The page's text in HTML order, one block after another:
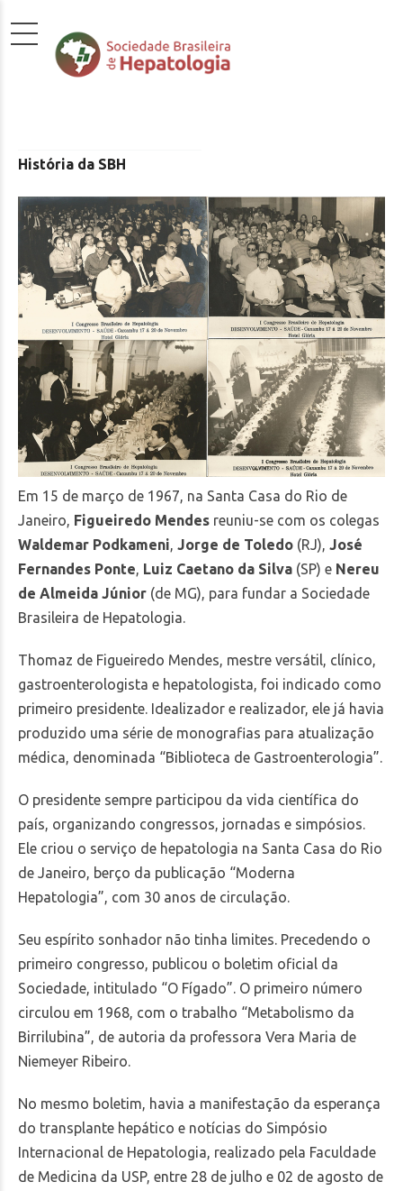
História da SBH
Em 15 de março de 1967, na Santa Casa do Rio de
Janeiro, Figueiredo Mendes reuniu-se com os colegas
Waldemar Podkameni, Jorge de Toledo (RJ), José
Fernandes Ponte, Luiz Caetano da Silva (SP) e Nereu
de Almeida Júnior (de MG), para fundar a Sociedade
Brasileira de Hepatologia.
Thomaz de Figueiredo Mendes, mestre versátil, clínico,
gastroenterologista e hepatologista, foi indicado como
primeiro presidente. Idealizador e realizador, ele já havia
produzido uma série de monografias para atualização
médica, denominada “Biblioteca de Gastroenterologia”.
O presidente sempre participou da vida científica do
país, organizando congressos, jornadas e simpósios.
Ele criou o serviço de hepatologia na Santa Casa do Rio
de Janeiro, berço da publicação “Moderna
Hepatologia”, com 30 anos de circulação.
Seu espírito sonhador não tinha limites. Precedendo o
primeiro congresso, publicou o boletim oficial da
Sociedade, intitulado “O Fígado”. O primeiro número
circulou em 1968, com o trabalho “Metabolismo da
Birrilubina”, de autoria da professora Vera Maria de
Niemeyer Ribeiro.
No mesmo boletim, havia a manifestação da esperança
do transplante hepático e notícias do Simpósio
Internacional de Hepatologia, realizado pela Faculdade
de Medicina da USP, entre 28 de julho e 02 de agosto de